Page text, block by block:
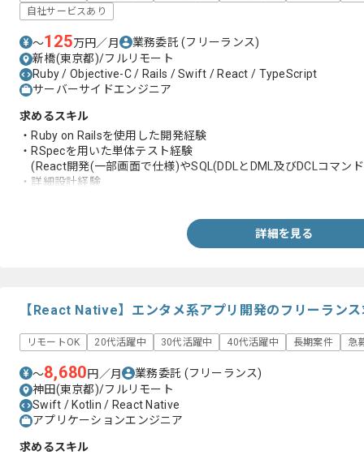
自社サービスあり
〜125万円／月 業務委託(フリーランス)
新橋(東京都)/フルリモート
Ruby / Objective-C / Rails / Swift / React / TypeScript
サーバーサイドエンジニア
求めるスキル
・Ruby on Railsを使用した開発経験
・RSpecを用いた単体テスト経験
(React開発(一部画面で仕様)やSQL(DDLとDML及びDCLコマン
・詳細設計経験
詳細を見る
【React Native】エンタメ系アプリ開発のフリーラン
リモートOK 20代活躍中 30代活躍中 40代活躍中 長期案件 急
〜8,680円／月 業務委託 (フリーランス)
神田(東京都)/フルリモート
Swift / Kotlin / React Native
アプリケーションエンジニア
求めるスキル